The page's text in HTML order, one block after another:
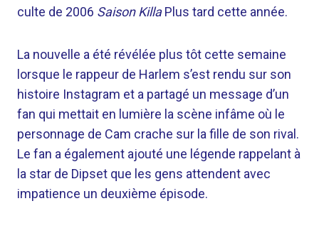
culte de 2006 Saison KillaPlus tard cette année.
La nouvelle a été révélée plus tôt cette semaine
lorsque le rappeur de Harlem s’est rendu sur son
histoire Instagram et a partagé un message d’un
fan qui mettait en lumière la scène infâme où le
personnage de Cam crache sur la fille de son rival.
Le fan a également ajouté une légende rappelant à
la star de Dipset que les gens attendent avec
impatience un deuxième épisode.